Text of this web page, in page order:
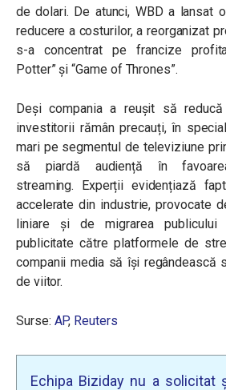
de dolari. De atunci, WBD a lansat
reducere a costurilor, a reorganizat
s-a concentrat pe francize
Potter” și “Game of Thrones”.
Deși compania a reușit să
investitorii rămân precauți, în
mari pe segmentul de televiziune
să piardă audiență în
streaming. Experții evidențiază
accelerate din industrie, provocate
liniare și de migrarea
publicitate către platformele de
companii media să își regândească
de viitor.
Surse: AP, Reuters
Echipa Biziday nu a solicitat